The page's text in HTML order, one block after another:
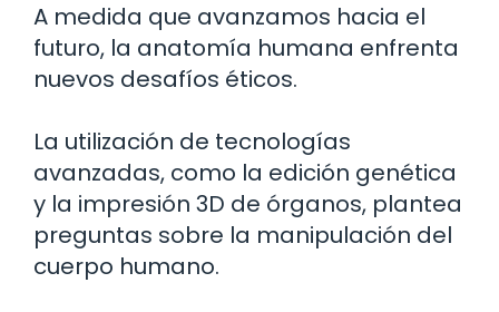
A medida que avanzamos hacia el
futuro, la anatomía humana enfrenta
nuevos desafíos éticos.
La utilización de tecnologías
avanzadas, como la edición genética
y la impresión 3D de órganos, plantea
preguntas sobre la manipulación del
cuerpo humano.